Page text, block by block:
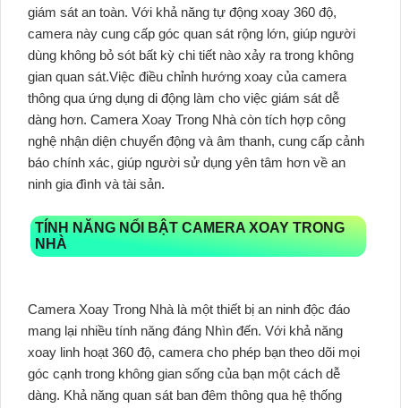
giám sát an toàn. Với khả năng tự động xoay 360 độ,
camera này cung cấp góc quan sát rộng lớn, giúp người
dùng không bỏ sót bất kỳ chi tiết nào xảy ra trong không
gian quan sát.Việc điều chỉnh hướng xoay của camera
thông qua ứng dụng di động làm cho việc giám sát dễ
dàng hơn. Camera Xoay Trong Nhà còn tích hợp công
nghệ nhận diện chuyển động và âm thanh, cung cấp cảnh
báo chính xác, giúp người sử dụng yên tâm hơn về an
ninh gia đình và tài sản.
TÍNH NĂNG NỔI BẬT CAMERA XOAY TRONG
NHÀ
Camera Xoay Trong Nhà là một thiết bị an ninh độc đáo
mang lại nhiều tính năng đáng Nhìn đến. Với khả năng
xoay linh hoạt 360 độ, camera cho phép bạn theo dõi mọi
góc cạnh trong không gian sống của bạn một cách dễ
dàng. Khả năng quan sát ban đêm thông qua hệ thống